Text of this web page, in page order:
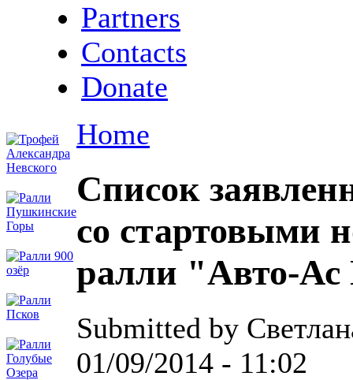
Partners
Contacts
Donate
Home
Список
со стартовыми
ралли "Авто-Ас
Submitted by
01/09/2014 - 11:02